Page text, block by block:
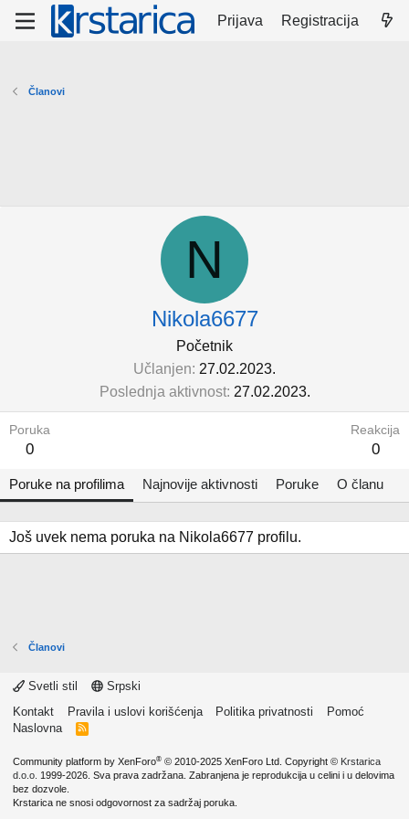
Prijava Registracija
Članovi
N
Nikola6677
Početnik
Učlanjen 27.02.2023.
Poslednja aktivnost 27.02.2023.
Poruka
0
Reakcija
0
Poruke na profilima Najnovije aktivnosti Poruke O članu
Još uvek nema poruka na Nikola6677 profilu.
Članovi
Svetli stil
Srpski
Kontakt
Pravila i uslovi korišćenja Politika privatnosti
Pomoć
Naslovna
R
Community platform by XenForo® © 2010-2025 XenForo Ltd. Copyright © Krstarica
d.o.o. 1999-2026. Sva prava zadržana. Zabranjena je reprodukcija u celini i u delovima
bez dozvole.
Krstarica ne snosi odgovornost za sadržaj poruka.